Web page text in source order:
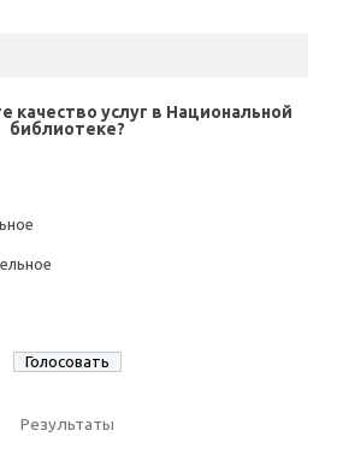
качество услуг в Национальной
библиотеке?
Результаты